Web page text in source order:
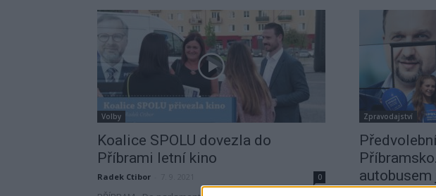
Volby
Koalice SPOLU dovezla do
Příbrami letní kino
Radek Ctibor 0
Zpravodajství
autobusem